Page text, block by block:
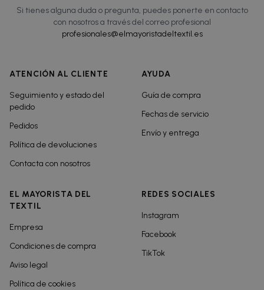
Si tienes alguna duda o pregunta, puedes ponerte en contacto
con nosotros a través del correo profesional
profesionales@elmayoristadeltextil.es
ATENCIÓN AL CLIENTE
Seguimiento y estado del
pedido
Pedidos
Política de devoluciones
Contacta con nosotros
AYUDA
Guía de compra
Fechas de servicio
Envío y entrega
EL MAYORISTA DEL
TEXTIL
Empresa
Condiciones de compra
Aviso legal
Política de cookies
REDES SOCIALES
Instagram
Facebook
TikTok